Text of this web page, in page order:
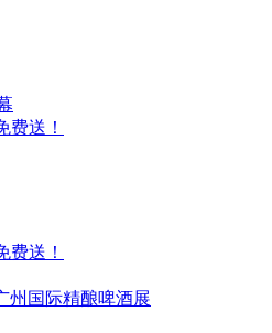
费送！
费送！
州国际精酿啤酒展